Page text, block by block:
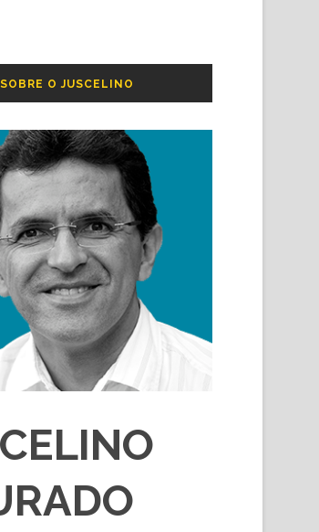
SOBRE O JUSCELINO